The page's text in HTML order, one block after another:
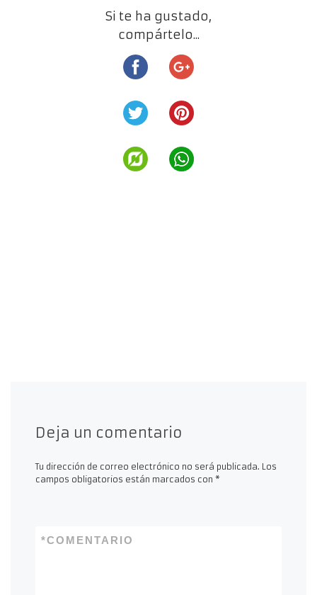
Si te ha gustado,
compártelo...
Deja un comentario
Tu dirección de correo electrónico no será publicada. Los
campos obligatorios están marcados con *
COMENTARIO
*